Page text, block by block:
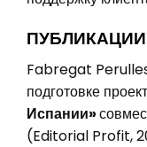
ПУБЛИКАЦИИ
Fabregat
подготовке
Испании»
(Editorial Profit,